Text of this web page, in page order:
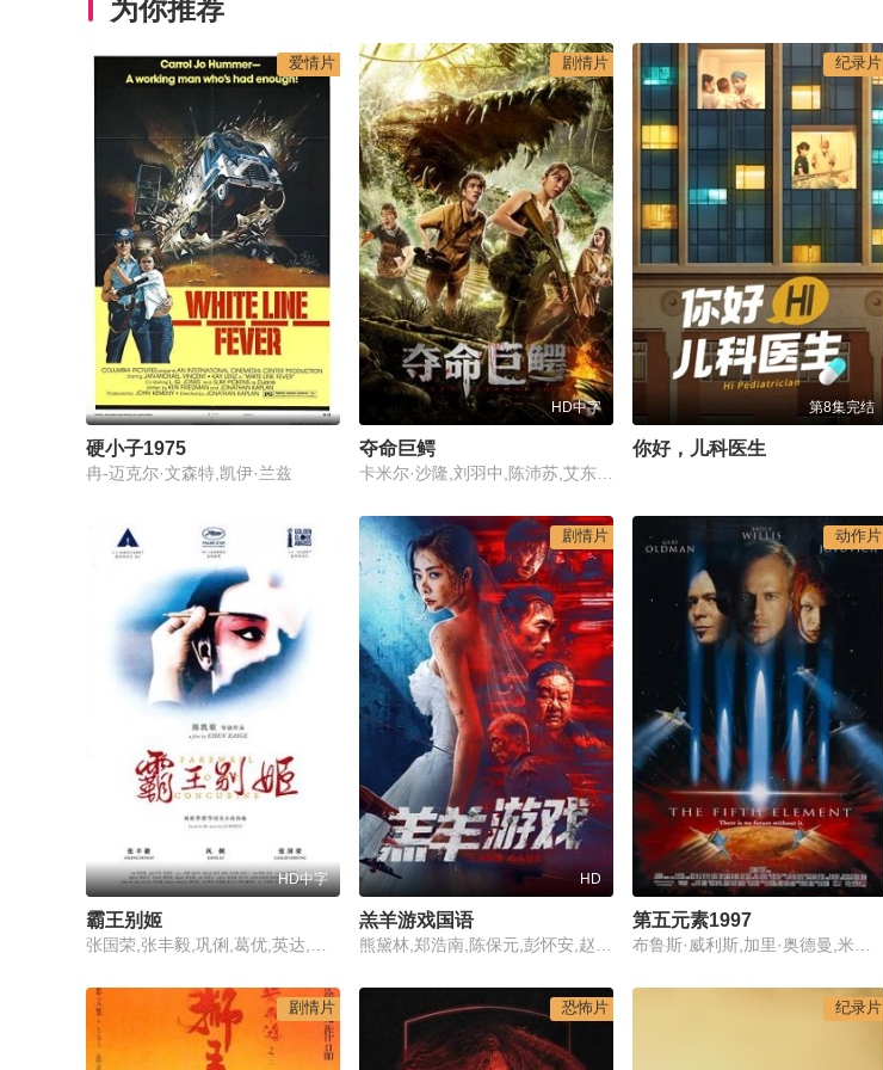
为你推荐
爱情片
硬小子1975
冉-迈克尔·文森特,凯伊·兰兹
剧情片
HD中字
夺命巨鳄
纪录片
第8集完结
你好，儿科医生
HD中字
霸王别姬
剧情片
HD
羔羊游戏国语
动作片
第五元素1997
剧情片 恐怖片 纪录片